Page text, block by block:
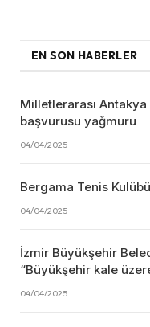
EN SON HABERLER
Milletlerarası
başvurusu yağmuru
04/04/2025
Bergama Tenis
04/04/2025
İzmir Büyükşehir
“Büyükşehir kale
04/04/2025